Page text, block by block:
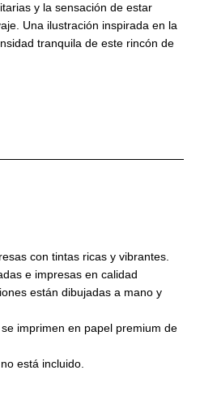
y la sensación de estar
Una ilustración inspirada en la
tranquila de este rincón de
con tintas ricas y vibrantes.
e impresas en calidad
están dibujadas a mano y
imprimen en papel premium de
está incluido.